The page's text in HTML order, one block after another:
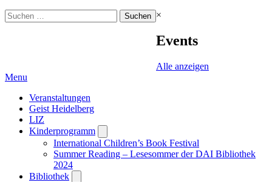
Suchen
nach:
×
Events
Alle anzeigen
Menu
Veranstaltungen
Geist Heidelberg
LIZ
Kinderprogramm
submenu
International Children’s Book Festival
Summer Reading – Lesesommer der DAI Bibliothek
2024
Bibliothek